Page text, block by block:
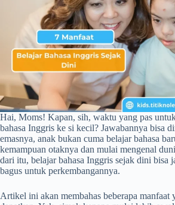
Hai, Moms! Kapan, sih, waktu yang pas
bahasa Inggris ke si kecil? Jawabannya bisa
emasnya, anak bukan cuma belajar bahasa
kemampuan otaknya dan mulai mengenal
dari itu, belajar bahasa Inggris sejak dini bisa
bagus untuk perkembangannya.
Artikel ini akan membahas beberapa manfaat